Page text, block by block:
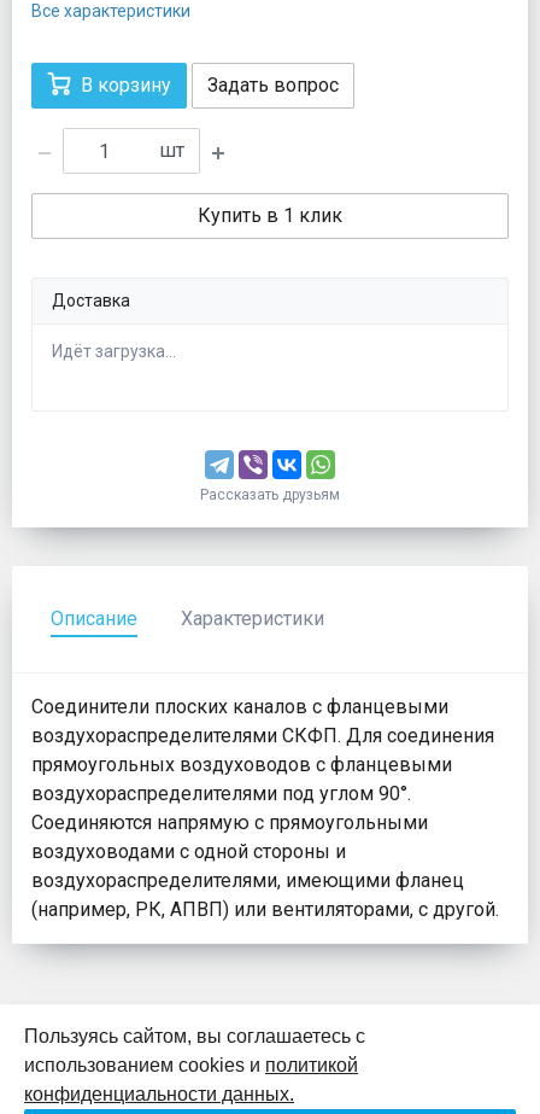
Пользуясь сайтом, вы соглашаетесь с
использованием cookies и политикой
конфиденциальности данных.
Все характеристики
В корзину Задать вопрос
шт
Купить в 1 клик
Доставка
Идёт загрузка...
Рассказать друзьям
Описание Характеристики
Соединители плоских каналов с фланцевыми
воздухораспределителями СКФП. Для соединения
прямоугольных воздуховодов с фланцевыми
воздухораспределителями под углом 90°.
Соединяются напрямую с прямоугольными
воздуховодами с одной стороны и
воздухораспределителями, имеющими фланец
(например, РК, АПВП) или вентиляторами, с другой.
К началу страницы